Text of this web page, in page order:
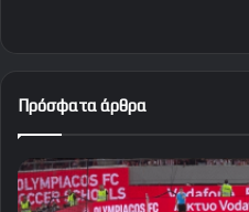
Πρόσφατα άρθρα